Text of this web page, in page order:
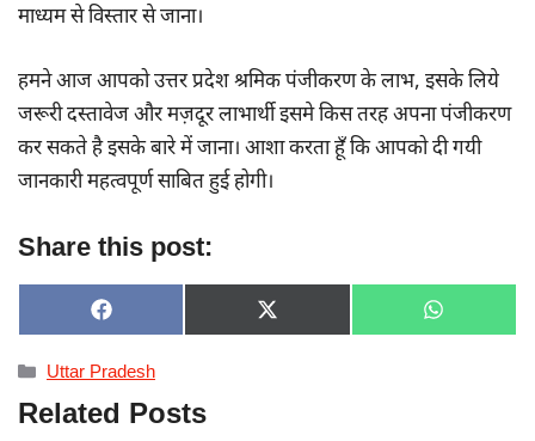
माध्यम से विस्तार से जाना।
हमने आज आपको उत्तर प्रदेश श्रमिक पंजीकरण के लाभ, इसके लिये
जरूरी दस्तावेज और मज़दूर लाभार्थी इसमे किस तरह अपना पंजीकरण
कर सकते है इसके बारे में जाना। आशा करता हूँ कि आपको दी गयी
जानकारी महत्वपूर्ण साबित हुई होगी।
Share this post:
SHARE
ON
F
A
C
E
B
O
SHARE
ON
X
(
SHARE
ON
W
H
Categories
Uttar Pradesh
Related Posts